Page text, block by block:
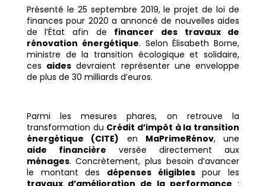
Présenté le 25 septembre 2019, le projet de loi de
finances pour 2020 a annoncé de nouvelles aides
de l’État afin de financer des travaux de
rénovation énergétique. Selon Élisabeth Borne,
ministre de la transition écologique et solidaire,
ces aides devraient représenter une enveloppe
de plus de 30 milliards d’euros.
Parmi les mesures phares, on retrouve la
transformation du Crédit d’impôt à la transition
énergétique (CITE) en MaPrimeRénov, une
aide financière versée directement aux
ménages. Concrètement, plus besoin d’avancer
le montant des dépenses éligiblespour les
travaux d’amélioration de la performance :